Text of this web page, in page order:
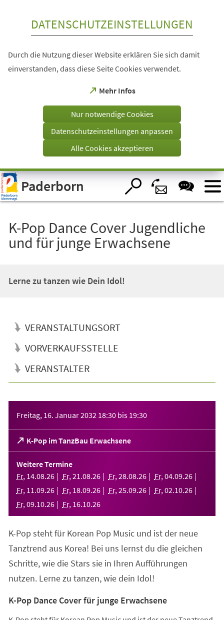
Visuelle
Assistenzsoftware
öffnen.
DATENSCHUTZEINSTELLUNGEN
Durch die Nutzung dieser Website erklären Sie sich damit
einverstanden, dass diese Seite Cookies verwendet.
Mehr Infos
(Öffnet
einem
Tab)
Nur notwendige Cookies
Datenschutzeinstellungen anpassen
Alle Cookies akzeptieren
Paderborn
K-Pop Dance Cover Jugendliche
und für junge Erwachsene
Lerne zu tanzen wie Dein Idol!
VERANSTALTUNGSORT
VORVERKAUFSSTELLE
VERANSTALTER
Freitag, 16. Januar 2032 18:30 bis 19:30
K-Pop im TanzBau Erwachsene
(Öffnet
in
einem
neuen
Tab)
Weitere Termine
Fr, 14.08.26 Fr, 21 .08.26 Fr, 28.08.26 Fr, 04.09.26
Fr, 11 .09.26 Fr, 18.09.26 Fr, 25.09.26 Fr, 02.10.26
Fr, 09.10.26 Fr, 16.10.26
K-Pop steht für Korean Pop Music und ist der neue
Tanztrend aus Korea! Bei uns lernst du die gleichen
Schritte, wie die Stars sie in Ihren Aufführungen
nutzen. Lerne zu tanzen, wie dein Idol!
K-Pop Dance Cover für junge Erwachsene